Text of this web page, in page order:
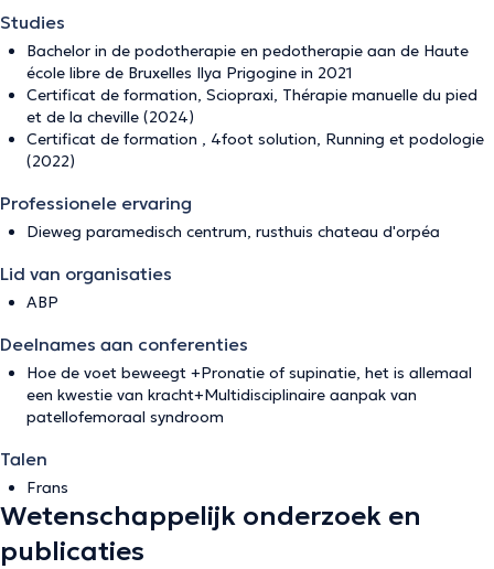
Studies
Bachelor in de podotherapie en pedotherapie aan de Haute
école libre de Bruxelles Ilya Prigogine in 2021
Certificat de formation, Sciopraxi, Thérapie manuelle du pied
et de la cheville (2024)
Certificat de formation , 4foot solution, Running et podologie
(2022)
Professionele ervaring
Dieweg paramedisch centrum, rusthuis chateau d'orpéa
Lid van organisaties
ABP
Deelnames aan conferenties
Hoe de voet beweegt +Pronatie of supinatie, het is allemaal
een kwestie van kracht+Multidisciplinaire aanpak van
patellofemoraal syndroom
Talen
Frans
Wetenschappelijk onderzoek en
publicaties